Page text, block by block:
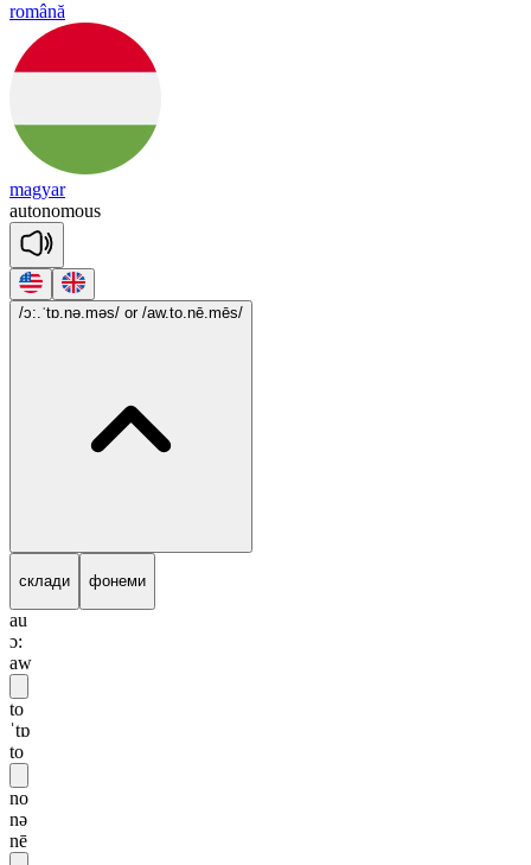
română
magyar
autonomous
/ɔ:.ˈtɒ.nə.məs/ or /aw.to.nē.mēs/
склади фонеми
au
ɔ:
aw
to
ˈtɒ
to
no
nə
nē